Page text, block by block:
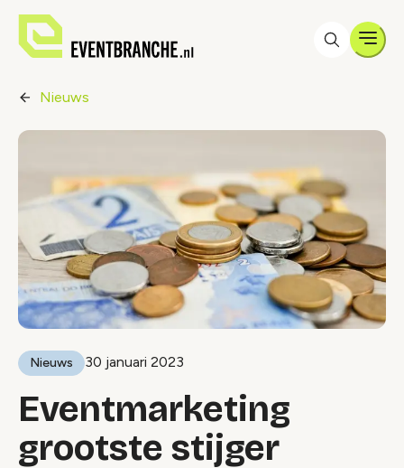
Nieuws
Nieuws 30 januari 2023
Eventmarketing
grootste stijger